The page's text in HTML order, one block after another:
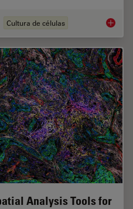
Cultura de células
Analysis Tools for